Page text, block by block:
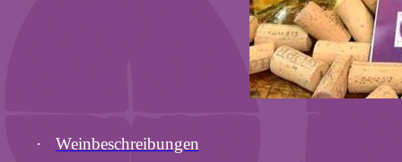
· Weinbeschreibungen